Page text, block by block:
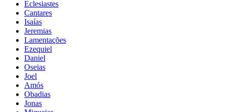
Eclesiastes
Cantares
Isaías
Jeremias
Lamentações
Ezequiel
Daniel
Oseias
Joel
Amós
Obadias
Jonas